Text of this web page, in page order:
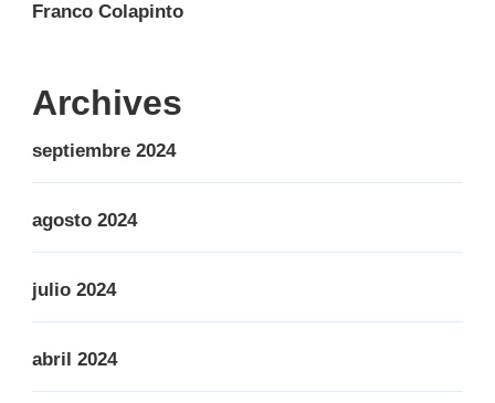
Franco Colapinto
Archives
septiembre 2024
agosto 2024
julio 2024
abril 2024